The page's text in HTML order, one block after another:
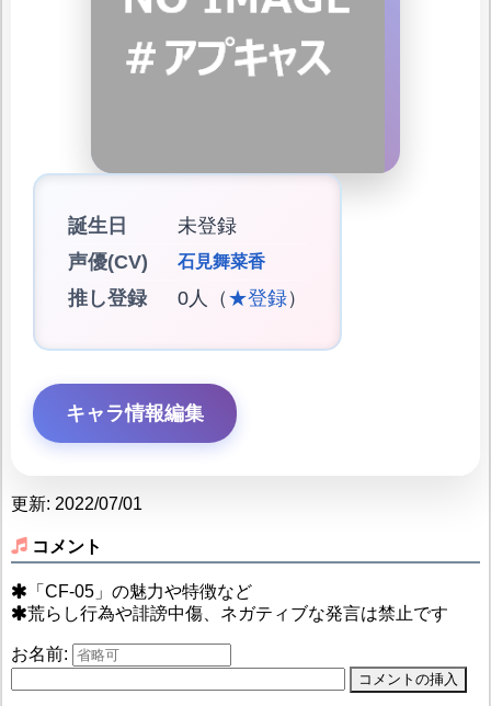
誕生日
未登録
声優(CV)
石見舞菜香
推し登録 0人（ ★登録）
キャラ情報編集
更新: 2022/07/01
コメント
「CF-05」の魅力や特徴など
荒らし行為や誹謗中傷、ネガティブな発言は禁止です
お名前: